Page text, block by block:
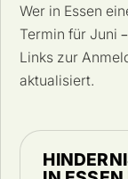
Wer in Essen
Termin für Juni
Links zur
aktualisiert.